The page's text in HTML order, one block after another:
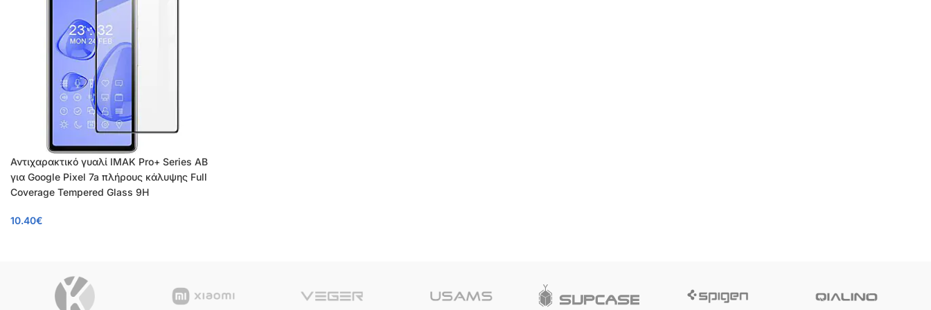
Αντιχαρακτικό γυαλί IMAK Pro+ Series AB
για Google Pixel 7a πλήρους κάλυψης Full
Coverage Tempered Glass 9H
10.40€